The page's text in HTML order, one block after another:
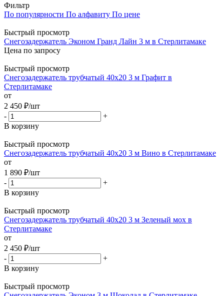
Фильтр
По популярности По алфавиту По цене
Быстрый просмотр
Снегозадержатель Эконом Гранд Лайн 3 м в Стерлитамаке
Цена по запросу
Быстрый просмотр
Снегозадержатель трубчатый 40х20 3 м Графит в
Стерлитамаке
от
2 450 ₽/шт
-
+
В корзину
Быстрый просмотр
Снегозадержатель трубчатый 40х20 3 м Вино в Стерлитамаке
от
1 890 ₽/шт
-
+
В корзину
Быстрый просмотр
Снегозадержатель трубчатый 40х20 3 м Зеленый мох в
Стерлитамаке
от
2 450 ₽/шт
-
+
В корзину
Быстрый просмотр